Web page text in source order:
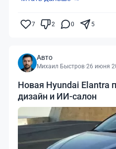
7 2 0 5
Авто
Михаил Быстров·26 июня
Новая Hyundai Elantra
дизайн и ИИ-салон